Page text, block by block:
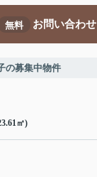
無料 お問い合わせ
の募集中物件
㎡)